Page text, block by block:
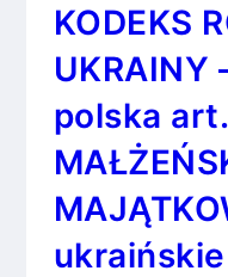
KODEKS
UKRAINY
polska
ukraińskie